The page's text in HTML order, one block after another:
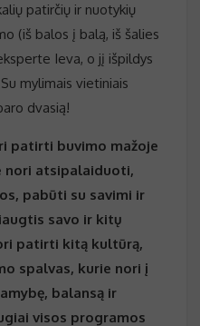
patirčių ir nuotykių
(iš balos į balą, iš šalies
Ieva, o jį išpildys
mylimais vietiniais
dvasią!
patirti buvimo mažoje
nori atsipalaiduoti,
pabūti su savimi ir
savo ir kitų
patirti kitą kultūrą,
spalvas, kurie nori į
balansą ir
visos programos